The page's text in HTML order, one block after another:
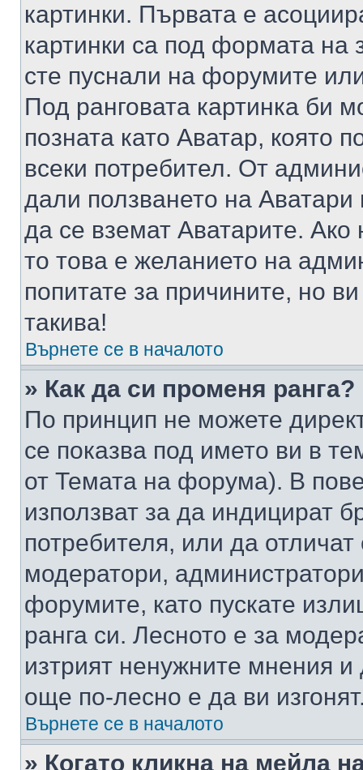
картинки. Първата е
картинки са под формата на
сте пуснали на форумите
Под ранговата картинка би
позната като Аватар, която
всеки потребител. От
дали ползването на
да се вземат Аватарите.
то това е желанието на
попитате за причините, но
такива!
Върнете се в началото
» Как да си променя ранга?
По принцип не можете
се показва под името ви в
от Темата на форума). В
използват за да индицират
потребителя, или да
модератори,
форумите, като пускате
ранга си. Лесното е за
изтрият ненужните мнения
още по-лесно е да ви
Върнете се в началото
» Когато кликна на мейла